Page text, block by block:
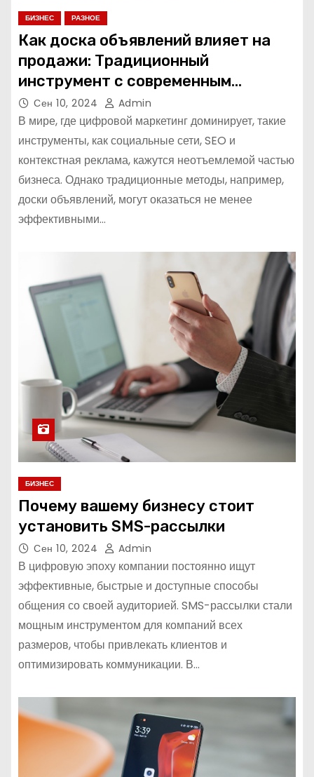
БИЗНЕС РАЗНОЕ
Как доска объявлений влияет на
продажи: Традиционный
инструмент с современным
потенциалом
Сен 10, 2024 Admin
В мире, где цифровой маркетинг доминирует, такие
инструменты, как социальные сети, SEO и
контекстная реклама, кажутся неотъемлемой частью
бизнеса. Однако традиционные методы, например,
доски объявлений, могут оказаться не менее
эффективными…
БИЗНЕС
Почему вашему бизнесу стоит
установить SMS-рассылки
Сен 10, 2024 Admin
В цифровую эпоху компании постоянно ищут
эффективные, быстрые и доступные способы
общения со своей аудиторией. SMS-рассылки стали
мощным инструментом для компаний всех
размеров, чтобы привлекать клиентов и
оптимизировать коммуникации. В…